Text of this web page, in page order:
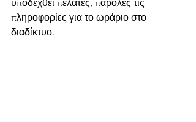
υποδεχθεί πελάτες, παρόλες τις
πληροφορίες για το ωράριο στο
διαδίκτυο.